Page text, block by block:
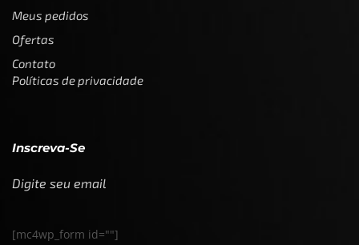
Meus pedidos
Ofertas
Contato
Políticas de privacidade
Inscreva-Se
Digite seu email
[mc4wp_form id=""]